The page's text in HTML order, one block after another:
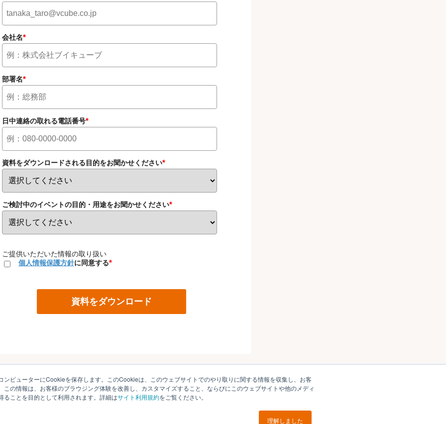
ンピューターにCookieを保存します。このCookieは、このウェブサイトでのやり取りに関する情報を収集し、お客
この情報は、お客様のブラウジング体験を改善し、カスタマイズすること、ならびにこのウェブサイトや他のメディ
ることを目的として利用されます。詳細はサイト利用規約をご覧ください。
理解しました
会社名*
部署名*
日中連絡の取れる電話番号*
資料をダウンロードされる目的をお聞かせください*
ご検討中のイベントの目的・用途をお聞かせください*
ご提供いただいた情報の取り扱い
個人情報保護方針に同意する*